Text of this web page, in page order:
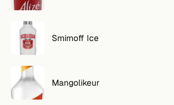
Smirnoff Ice
Mangolikeur